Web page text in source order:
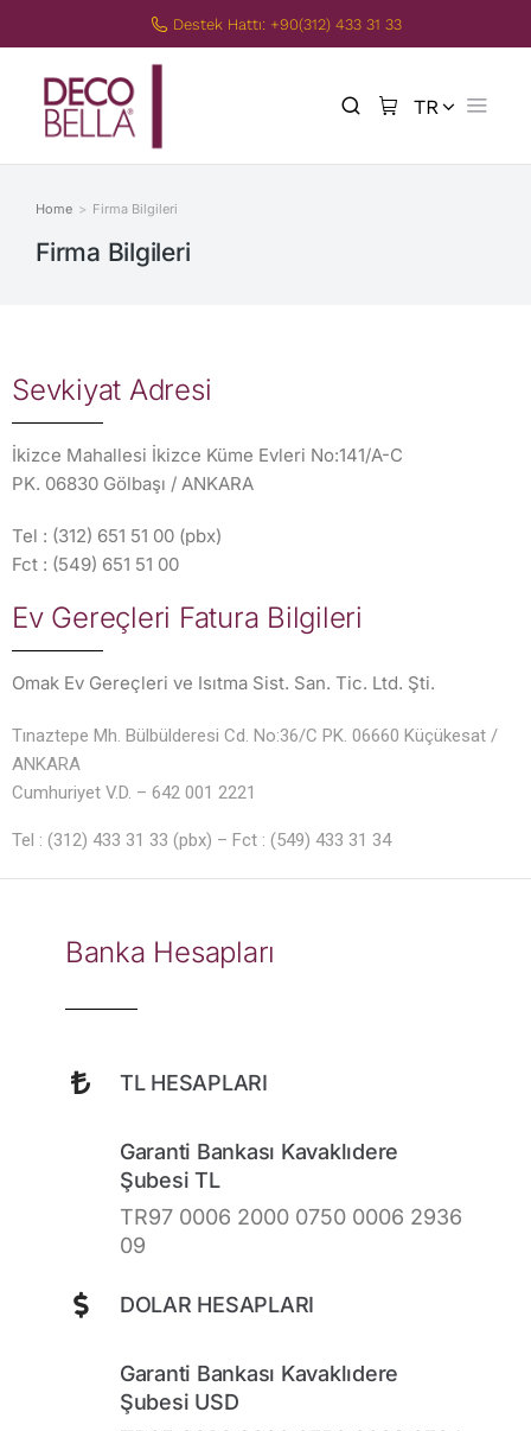
Destek Hattı: +90(312) 433 31 33
TR
EN
Firma Bilgileri
You are here:
Home Firma Bilgileri
Ev Gereçleri Fatura Bilgileri
Omak Ev Gereçleri ve Isıtma Sist. San. Tic. Ltd. Şti.
Tınaztepe Mh. Bülbülderesi Cd. No:36/C PK. 06660 Küçükesat /
ANKARA
Cumhuriyet V.D. – 642 001 2221
Tel : (312) 433 31 33 (pbx) – Fct : (549) 433 31 34
Sevkiyat Adresi
İkizce Mahallesi İkizce Küme Evleri No:141/A-C
PK. 06830 Gölbaşı / ANKARA
Tel : (312) 651 51 00 (pbx)
Fct : (549) 651 51 00
Banka Hesapları
TL HESAPLARI
Garanti Bankası Kavaklıdere
Şubesi TL
TR97 0006 2000 0750 0006 2936
09
DOLAR HESAPLARI
Garanti Bankası Kavaklıdere
Şubesi USD